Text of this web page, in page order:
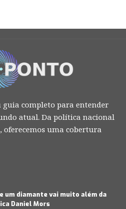
guia completo para entender
atual. Da política nacional
oferecemos uma cobertura
um diamante vai muito além da
Daniel Mors